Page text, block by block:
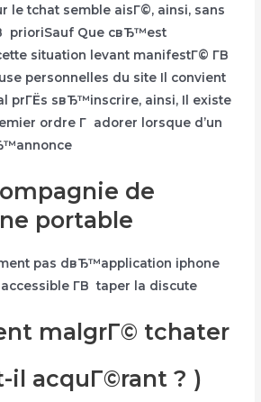
le tchat semble aisГ©, ainsi, sans
prioriSauf Que cвЂ™est
situation levant manifestГ© Г­В
personnelles du site Il convient
prГЁs sвЂ™inscrire, ainsi, Il existe
ordre Г adorer lorsque d’un
de
portable
pas dвЂ™application iphone
Г­В taper la discute
malgrГ© tchater
il acquГ©rant ? )